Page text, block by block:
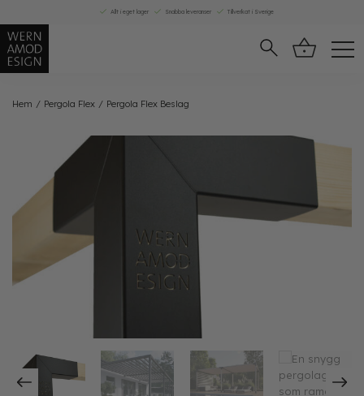
to
content
Allt i eget lager Snabba leveranser Tillverkat i Sverige
Hem / Pergola Flex / Pergola Flex Beslag